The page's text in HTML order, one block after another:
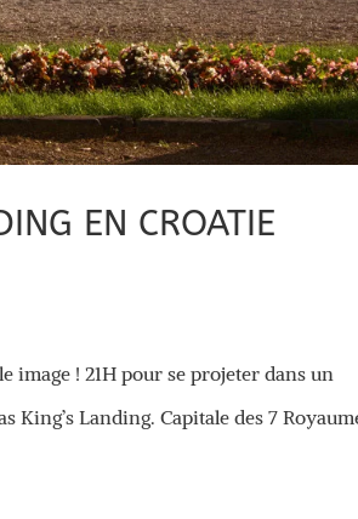
EN CROATIE
image ! 21H pour se projeter dans un
Landing. Capitale des 7